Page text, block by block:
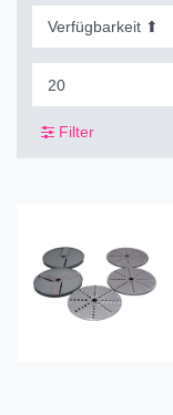
Filter